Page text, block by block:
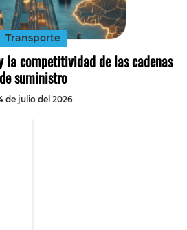
Transporte
la competitividad de las cadenas
de suministro
de julio del 2026